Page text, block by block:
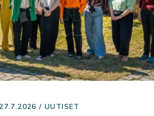
/ UUTISET